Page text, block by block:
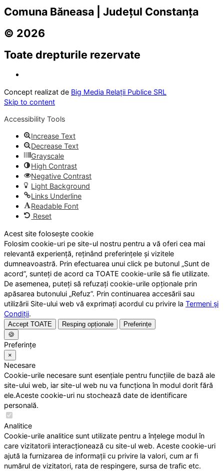
Comuna Băneasa | Județul Constanța
© 2026
Toate drepturile rezervate
Concept realizat de Big Media Relații Publice SRL
Skip to content
Accessibility Tools
Increase Text
Decrease Text
Grayscale
High Contrast
Negative Contrast
Light Background
Links Underline
Readable Font
Reset
Acest site folosește cookie
Folosim cookie-uri pe site-ul nostru pentru a vă oferi cea mai
relevantă experiență, reținând preferințele și vizitele
dumneavoastră. Prin efectuarea unui click pe butonul „Sunt de
acord”, sunteți de acord ca TOATE cookie-urile să fie utilizate.
De asemenea, puteți să refuzați cookie-urile opționale prin
apăsarea butonului „Refuz”. Prin continuarea accesării sau
utilizării Site-ului web vă exprimați acordul cu privire la Termeni și
Condiții.
Accept TOATE Resping opționale
Preferințe
🍪
Preferințe
×
Necesare
Cookie-urile necesare sunt esențiale pentru funcțiile de bază ale
site-ului web, iar site-ul web nu va funcționa în modul dorit fără
ele.Aceste cookie-uri nu stochează date de identificare
personală.
Analitice
Cookie-urile analitice sunt utilizate pentru a înțelege modul în
care vizitatorii interacționează cu site-ul web. Aceste cookie-uri
ajută la furnizarea de informații cu privire la valori, cum ar fi
numărul de vizitatori, rata de respingere, sursa de trafic etc.